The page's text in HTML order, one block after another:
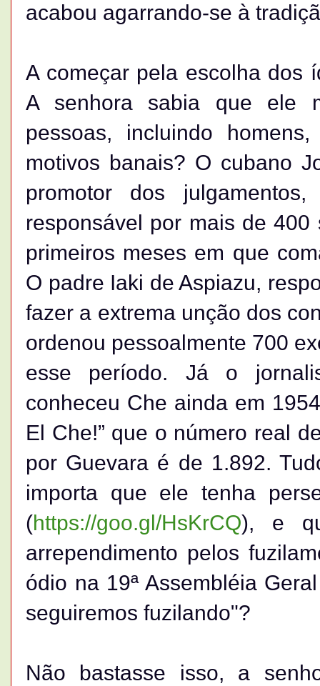
acabou agarrando-se à
A começar pela escolha dos
A senhora sabia que ele
pessoas, incluindo
motivos banais? O cubano
promotor dos
responsável por mais de
primeiros meses em que
O padre Iaki de Aspiazu,
fazer a extrema unção dos
ordenou pessoalmente 700
esse período. Já o
conheceu Che ainda em
El Che!” que o número real
por Guevara é de 1.892.
importa que ele tenha
(https://goo.gl/HsKrCQ), e
arrependimento pelos
ódio na 19ª Assembléia
seguiremos fuzilando"?
Não bastasse isso, a